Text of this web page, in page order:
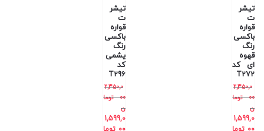
تیشر
ت
قواره
باکسی
رنگ
قهوه
ای کد
T272
2,350,0
00
توما
ن
1,599,0
تیشر
ت
قواره
باکسی
رنگ
یشمی
کد
T296
2,350,0
00
توما
ن
1,599,0